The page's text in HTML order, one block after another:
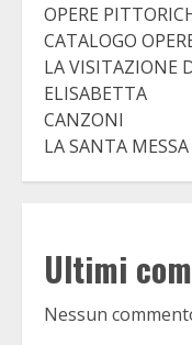
OPERE
CATALOGO
LA VISITAZIONE
ELISABETTA
CANZONI
LA SANTA
Ultimi
Nessun